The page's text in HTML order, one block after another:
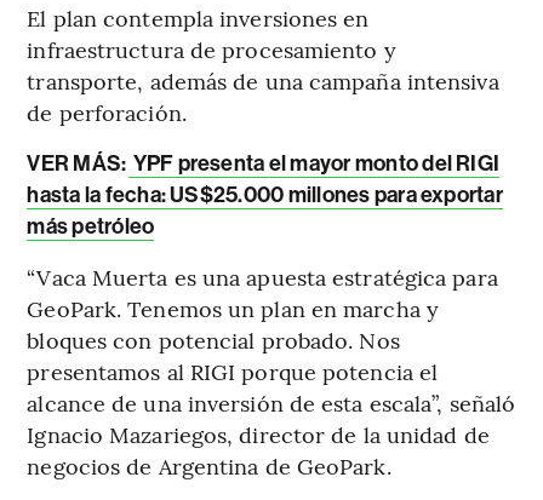
El plan contempla inversiones en
infraestructura de procesamiento y
transporte, además de una campaña intensiva
de perforación.
VER MÁS: YPF presenta el mayor monto del RIGI
hasta la fecha: US$25.000 millones para exportar
más petróleo
“Vaca Muerta es una apuesta estratégica para
GeoPark. Tenemos un plan en marcha y
bloques con potencial probado. Nos
presentamos al RIGI porque potencia el
alcance de una inversión de esta escala”, señaló
Ignacio Mazariegos, director de la unidad de
negocios de Argentina de GeoPark.